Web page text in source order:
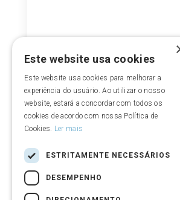
Este website usa cookies
Este website usa cookies para melhorar a
experiência do usuário. Ao utilizar o nosso
website, estará a concordar com todos os
cookies de acordo com nossa Política de
Cookies. Ler mais
ESTRITAMENTE NECESSÁRIOS
DESEMPENHO